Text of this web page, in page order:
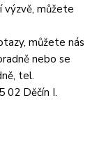
výzvě, můžete
můžete nás
nebo se
tel.
02 Děčín I.